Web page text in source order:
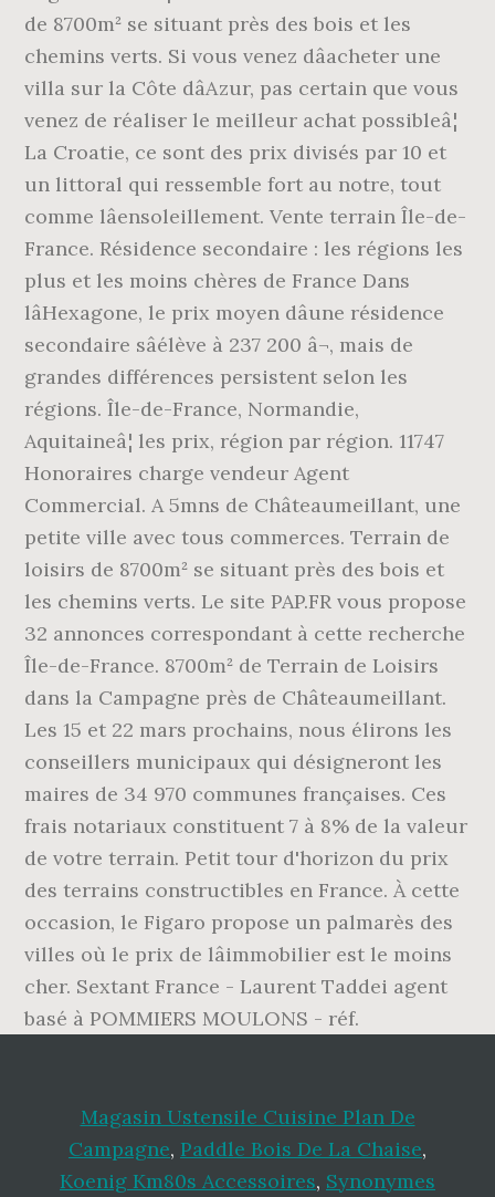
de 8700m² se situant près des bois et les
chemins verts. Si vous venez dâacheter une
villa sur la Côte dâAzur, pas certain que vous
venez de réaliser le meilleur achat possibleâ¦
La Croatie, ce sont des prix divisés par 10 et
un littoral qui ressemble fort au notre, tout
comme lâensoleillement. Vente terrain Île-de-
France. Résidence secondaire : les régions les
plus et les moins chères de France Dans
lâHexagone, le prix moyen dâune résidence
secondaire sâélève à 237 200 â¬, mais de
grandes différences persistent selon les
régions. Île-de-France, Normandie,
Aquitaineâ¦ les prix, région par région. 11747
Honoraires charge vendeur Agent
Commercial. A 5mns de Châteaumeillant, une
petite ville avec tous commerces. Terrain de
loisirs de 8700m² se situant près des bois et
les chemins verts. Le site PAP.FR vous propose
32 annonces correspondant à cette recherche
Île-de-France. 8700m² de Terrain de Loisirs
dans la Campagne près de Châteaumeillant.
Les 15 et 22 mars prochains, nous élirons les
conseillers municipaux qui désigneront les
maires de 34 970 communes françaises. Ces
frais notariaux constituent 7 à 8% de la valeur
de votre terrain. Petit tour d'horizon du prix
des terrains constructibles en France. À cette
occasion, le Figaro propose un palmarès des
villes où le prix de lâimmobilier est le moins
cher. Sextant France - Laurent Taddei agent
basé à POMMIERS MOULONS - réf.
Magasin Ustensile Cuisine Plan De
Campagne, Paddle Bois De La Chaise,
Koenig Km80s Accessoires, Synonymes